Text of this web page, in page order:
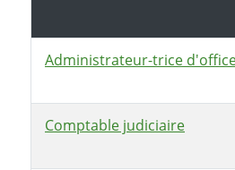
Administrateur-trice
Comptable judiciaire